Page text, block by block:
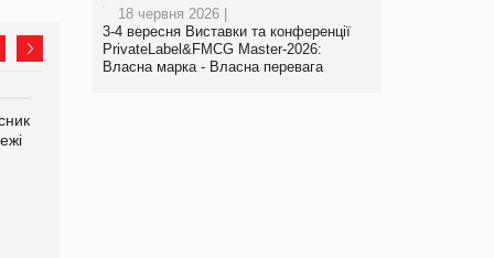
18 червня 2026 |
3-4 вересня Виставки та конференції
PrivateLabel&FMCG Master-2026:
Власна марка - Власна перевага